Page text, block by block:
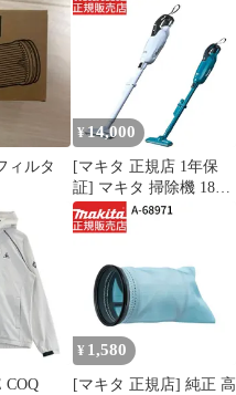
ィルタ
¥14,000
[マキタ 正規店 1年保
証] マキタ 掃除機 18V
充電式 クリーナー
CL280FDZW
リ・ 充電器 別売】 カ
プセル式 makita 充電式
クリーナ コードレス ハ
イパワー 人気モデル お
すすめ エコ
COQ
¥ 1,580
[マキタ 正規店] 純正 高